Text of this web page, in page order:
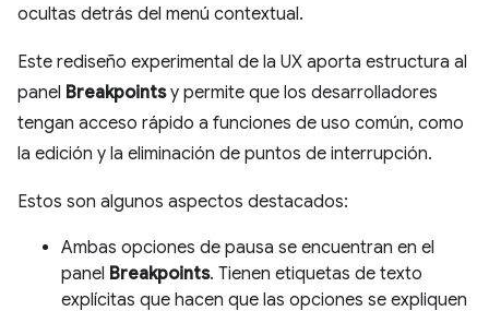
ocultas detrás del menú contextual.
Este rediseño experimental de la UX aporta estructura al
panel Breakpointsy permite que los desarrolladores
tengan acceso rápido a funciones de uso común, como
la edición y la eliminación de puntos de interrupción.
Estos son algunos aspectos destacados:
Ambas opciones de pausa se encuentran en el
panel Breakpoints. Tienen etiquetas de texto
explícitas que hacen que las opciones se expliquen